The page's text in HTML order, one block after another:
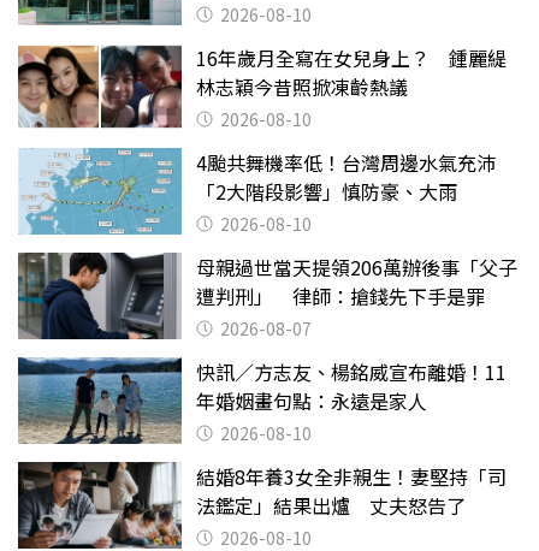
2026-08-10
16年歲月全寫在女兒身上？ 鍾麗緹
林志穎今昔照掀凍齡熱議
2026-08-10
4颱共舞機率低！台灣周邊水氣充沛
「2大階段影響」慎防豪、大雨
2026-08-10
母親過世當天提領206萬辦後事「父子
遭判刑」 律師：搶錢先下手是罪
2026-08-07
快訊／方志友、楊銘威宣布離婚！11
年婚姻畫句點：永遠是家人
2026-08-10
結婚8年養3女全非親生！妻堅持「司
法鑑定」結果出爐 丈夫怒告了
2026-08-10